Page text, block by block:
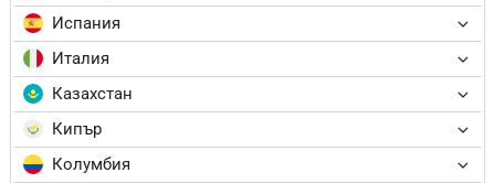
Испания
Италия
Казахстан
Кипър
Колумбия